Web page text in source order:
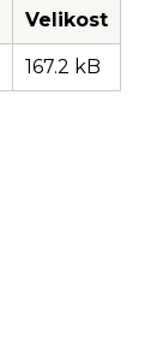
Velikost
167.2 kB